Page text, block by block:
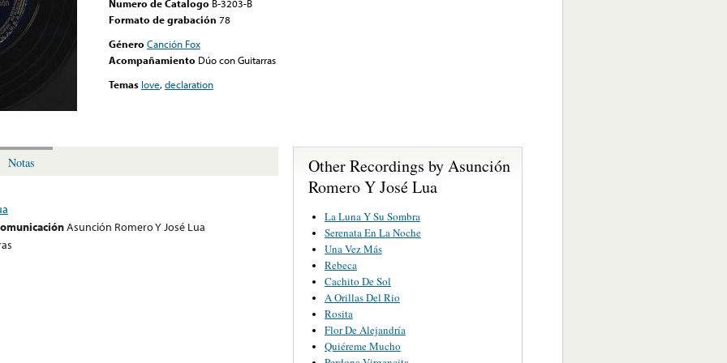
Numero de Catalogo B-3203-B
Formato de grabación 78
Género Canción Fox
Acompañamiento Dúo con Guitarras
Temas love,declaration
Notas
Asunción Romero Y José Lua
Other Recordings by Asunción
Romero Y José Lua
La Luna Y Su Sombra
Serenata En La Noche
Una Vez Más
Rebeca
Cachito De Sol
A Orillas Del Rio
Rosita
Flor De Alejandría
Quiéreme Mucho